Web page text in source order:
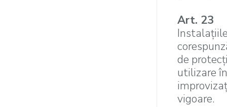
Art. 23
de
utilizare
vigoare.